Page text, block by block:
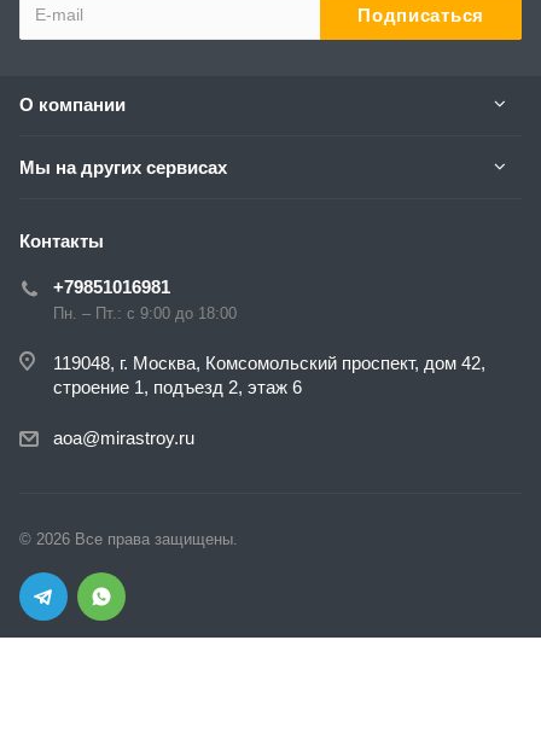
О компании
Мы на других сервисах
Контакты
+79851016981
Пн. – Пт.: с 9:00 до 18:00
119048, г. Москва, Комсомольский проспект, дом 42,
строение 1, подъезд 2, этаж 6
aoa@mirastroy.ru
© 2026 Все права защищены.